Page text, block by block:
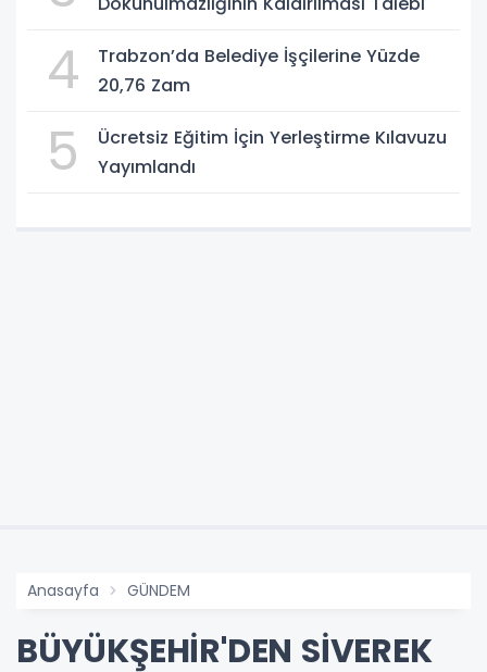
4
Trabzon’da Belediye İşçilerine Yüzde
20,76 Zam
5
Ücretsiz Eğitim İçin Yerleştirme Kılavuzu
Yayımlandı
Anasayfa GÜNDEM
BÜYÜKŞEHİR'DEN SİVEREK